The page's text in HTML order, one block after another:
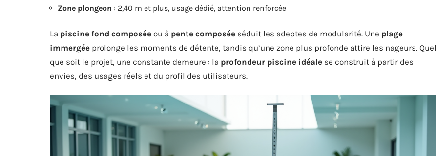
Zone plongeon : 2,40 m et plus, usage dédié, attention renforcée
La piscine fond composée ou à pente composée séduit les adeptes de modularité. Une plage
immergée prolonge les moments de détente, tandis qu’une zone plus profonde attire les nageurs. Quel
que soit le projet, une constante demeure : la profondeur piscine idéale se construit à partir des
envies, des usages réels et du profil des utilisateurs.